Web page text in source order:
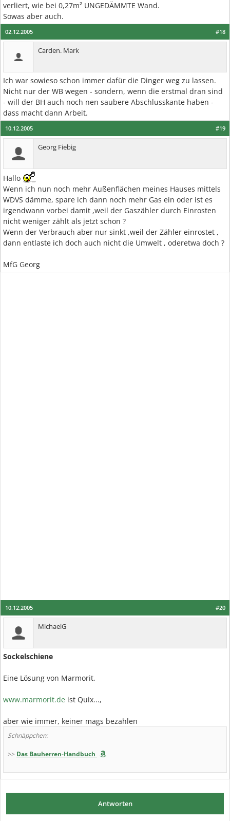
verliert, wie bei 0,27m² UNGEDÄMMTE Wand.
Sowas aber auch.
#18
02.12.2005
Carden. Mark
Ich war sowieso schon immer dafür die Dinger weg zu lassen.
Nicht nur der WB wegen - sondern, wenn die erstmal dran sind
- will der BH auch noch nen saubere Abschlusskante haben -
dass macht dann Arbeit.
#19
10.12.2005
Georg Fiebig
Hallo
Wenn ich nun noch mehr Außenflächen meines Hauses mittels
WDVS dämme, spare ich dann noch mehr Gas ein oder ist es
irgendwann vorbei damit ,weil der Gaszähler durch Einrosten
nicht weniger zählt als jetzt schon ?
Wenn der Verbrauch aber nur sinkt ,weil der Zähler einrostet ,
dann entlaste ich doch auch nicht die Umwelt , oderetwa doch ?
MfG Georg
#20
10.12.2005
MichaelG
Sockelschiene
Eine Lösung von Marmorit,
www.marmorit.de ist Quix...,
aber wie immer, keiner mags bezahlen
Schnäppchen:
>> Das Bauherren-Handbuch
Antworten